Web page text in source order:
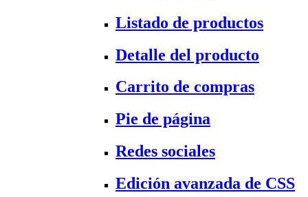
Listado de productos
Detalle del producto
Carrito de compras
Pie de página
Redes sociales
Edición avanzada de CSS